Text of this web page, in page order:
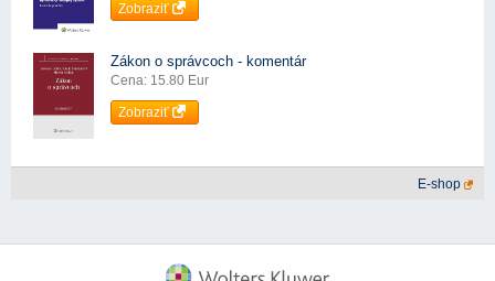
Zobraziť
Zákon o správcoch - komentár
Cena: 15.80 Eur
Zobraziť
E-shop